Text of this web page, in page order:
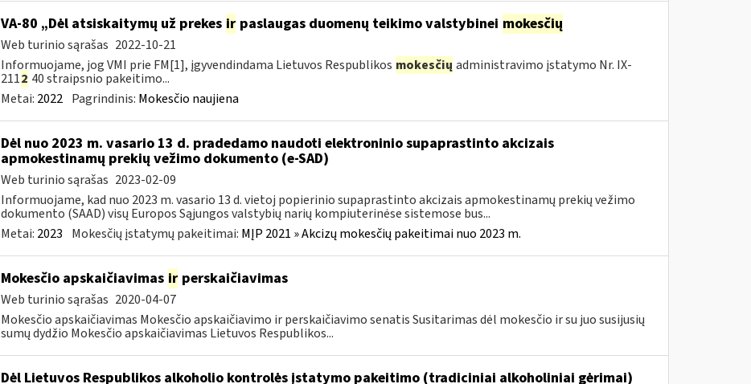
VA-80 „Dėl atsiskaitymų už prekes irpaslaugas duomenų teikimo valstybinei mokesčių
Web turinio sąrašas 2022-10-21
Informuojame, jog VMI prie FM[1], įgyvendindama Lietuvos Respublikos mokesčių administravimo įstatymo Nr. IX-
2112 40 straipsnio pakeitimo...
Metai: 2022 Pagrindinis: Mokesčio naujiena
Dėl nuo 2023 m. vasario 13 d. pradedamo naudoti elektroninio supaprastinto akcizais
apmokestinamų prekių vežimo dokumento (e-SAD)
Web turinio sąrašas 2023-02-09
Informuojame, kad nuo 2023 m. vasario 13 d. vietoj popierinio supaprastinto akcizais apmokestinamų prekių vežimo
dokumento (SAAD) visų Europos Sąjungos valstybių narių kompiuterinėse sistemose bus...
Metai: 2023 Mokesčių įstatymų pakeitimai: MĮP 2021 » Akcizų mokesčių pakeitimai nuo 2023 m.
Mokesčio apskaičiavimas irperskaičiavimas
Web turinio sąrašas 2020-04-07
Mokesčio apskaičiavimas Mokesčio apskaičiavimo ir perskaičiavimo senatis Susitarimas dėl mokesčio ir su juo susijusių
sumų dydžio Mokesčio apskaičiavimas Lietuvos Respublikos...
Dėl Lietuvos Respublikos alkoholio kontrolės įstatymo pakeitimo (tradiciniai alkoholiniai gėrimai)